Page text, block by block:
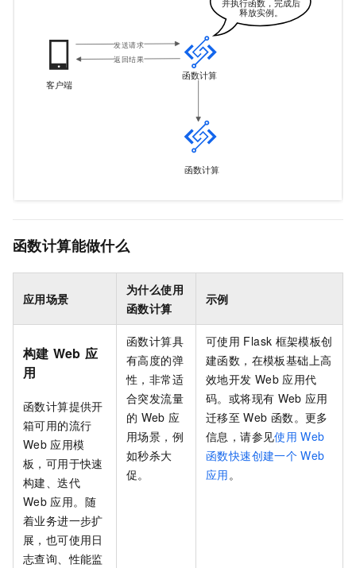
函数计算能做什么
应用场景
为什么使用
函数计算
示例
构建 Web 应
用
函数计算提供开
箱可用的流行
Web 应用模
板，可用于快速
构建、迭代
Web 应用。随
着业务进一步扩
展，也可使用日
志查询、性能监
函数计算具
有高度的弹
性，非常适
合突发流量
的 Web 应
用场景，例
如秒杀大
促。
可使用 Flask 框架模板创
建函数，在模板基础上高
效地开发 Web 应用代
码。或将现有 Web 应用
迁移至 Web 函数。更多
信息，请参见使用 Web
函数快速创建一个 Web
应用。